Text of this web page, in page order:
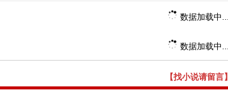
数据加载中...
数据加载中...
【找小说请留言】